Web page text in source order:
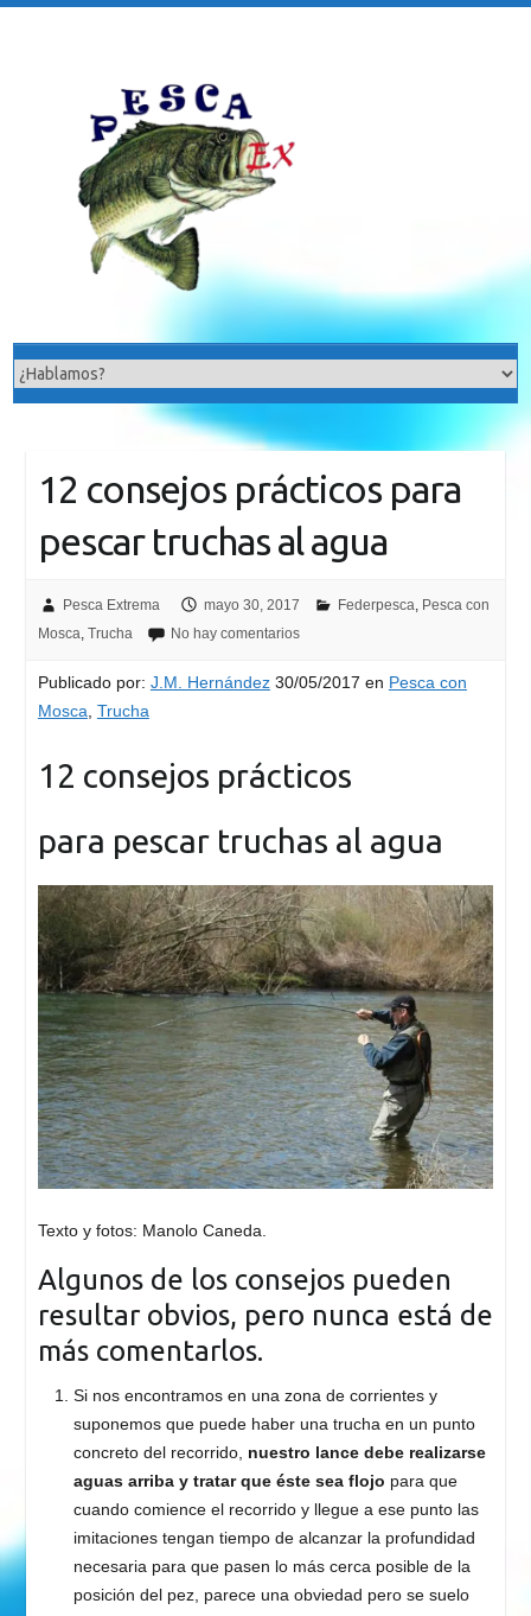
12 consejos prácticos para
pescar truchas al agua
Pesca Extrema mayo 30, 2017 Federpesca, Pesca con
Mosca, Trucha No hay comentarios
Publicado por: J.M. Hernández 30/05/2017 en Pesca con
Mosca Trucha
12 consejos prácticos
para pescar truchas al agua
Texto y fotos: Manolo Caneda.
Algunos de los consejos pueden
resultar obvios, pero nunca está de
más comentarlos.
Si nos encontramos en una zona de corrientes y
suponemos que puede haber una trucha en un punto
concreto del recorrido, nuestro lance debe realizarse
aguas arriba y tratar que éste sea flojo para que
cuando comience el recorrido y llegue a ese punto las
imitaciones tengan tiempo de alcanzar la profundidad
necesaria para que pasen lo más cerca posible de la
posición del pez, parece una obviedad pero se suelo